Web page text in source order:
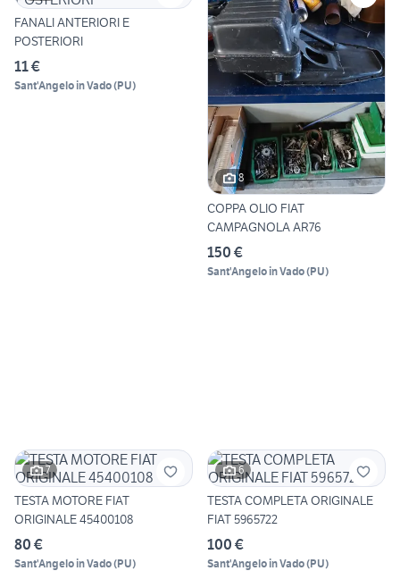
FANALI ANTERIORI E
POSTERIORI
11 €
Sant'Angelo in Vado(PU)
8
COPPA OLIO FIAT
CAMPAGNOLA AR76
150 €
Sant'Angelo in Vado(PU)
7
TESTA MOTORE FIAT
ORIGINALE 45400108
80 €
Sant'Angelo in Vado(PU)
6
TESTA COMPLETA ORIGINALE
FIAT 5965722
100 €
Sant'Angelo in Vado(PU)